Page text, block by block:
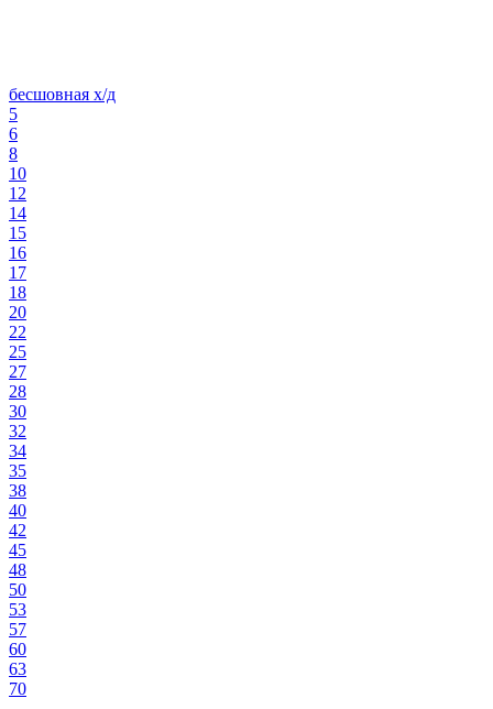
бесшовная х/д
5
6
8
10
12
14
15
16
17
18
20
22
25
27
28
30
32
34
35
38
40
42
45
48
50
53
57
60
63
70